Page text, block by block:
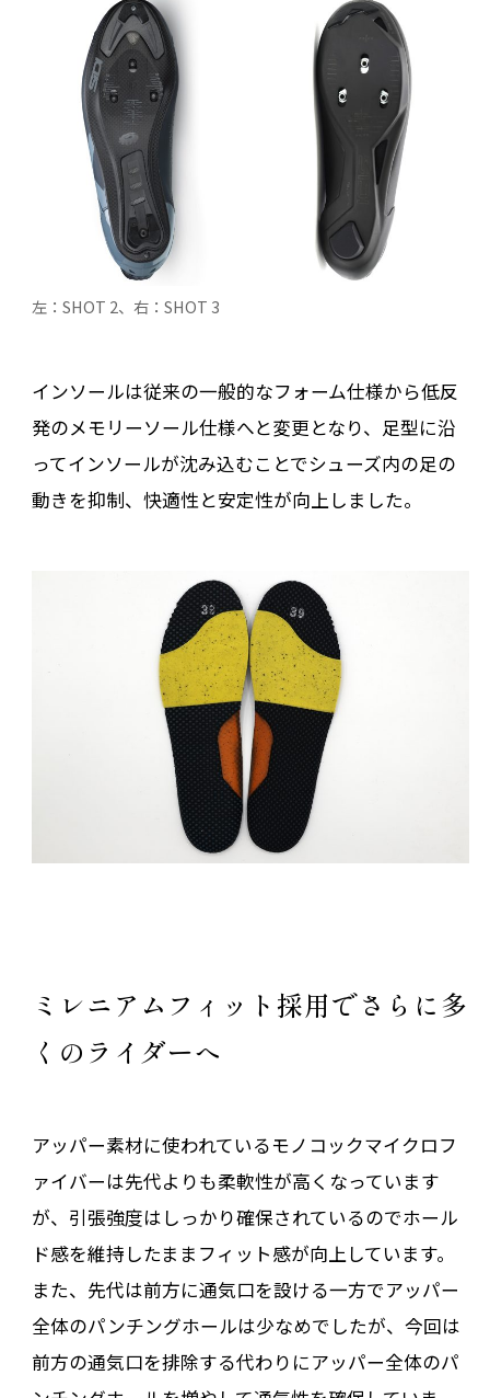
左：SHOT 2、右：SHOT 3
インソールは従来の一般的なフォーム仕様から低反
発のメモリーソール仕様へと変更となり、足型に沿
ってインソールが沈み込むことでシューズ内の足の
動きを抑制、快適性と安定性が向上しました。
ミレニアムフィット採用でさらに多
くのライダーへ
アッパー素材に使われているモノコックマイクロフ
ァイバーは先代よりも柔軟性が高くなっています
が、引張強度はしっかり確保されているのでホール
ド感を維持したままフィット感が向上しています。
また、先代は前方に通気口を設ける一方でアッパー
全体のパンチングホールは少なめでしたが、今回は
前方の通気口を排除する代わりにアッパー全体のパ